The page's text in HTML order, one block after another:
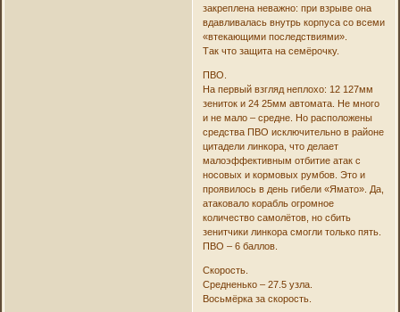
закреплена неважно: при взрыве она
вдавливалась внутрь корпуса со всеми
«втекающими последствиями».
Так что защита на семёрочку.
ПВО.
На первый взгляд неплохо: 12 127мм
зениток и 24 25мм автомата. Не много
и не мало – средне. Но расположены
средства ПВО исключительно в районе
цитадели линкора, что делает
малоэффективным отбитие атак с
носовых и кормовых румбов. Это и
проявилось в день гибели «Ямато». Да,
атаковало корабль огромное
количество самолётов, но сбить
зенитчики линкора смогли только пять.
ПВО – 6 баллов.
Скорость.
Средненько – 27.5 узла.
Восьмёрка за скорость.